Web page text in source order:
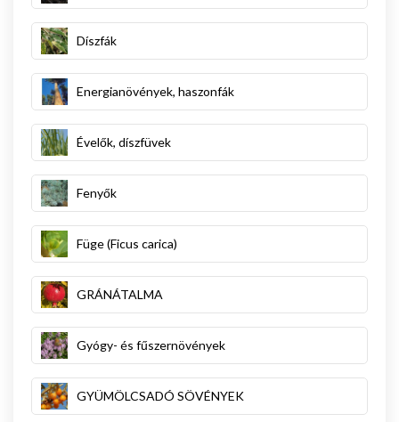
Díszfák
Energianövények, haszonfák
Évelők, díszfüvek
Fenyők
Füge (Ficus carica)
GRÁNÁTALMA
Gyógy- és fűszernövények
GYÜMÖLCSADÓ SÖVÉNYEK